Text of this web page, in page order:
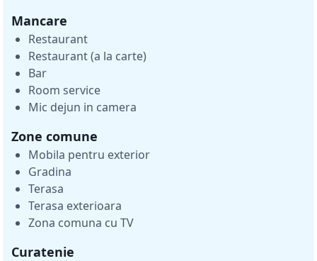
Mancare
Restaurant
Restaurant (a la carte)
Bar
Room service
Mic dejun in camera
Zone comune
Mobila pentru exterior
Gradina
Terasa
Terasa exterioara
Zona comuna cu TV
Curatenie